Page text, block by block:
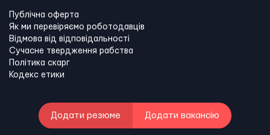
Публічна оферта
Як ми перевіряємо роботодавців
Відмова від відповідальності
Сучасне твердження рабства
Політика скарг
Кодекс етики
Додати резюме Додати вакансію